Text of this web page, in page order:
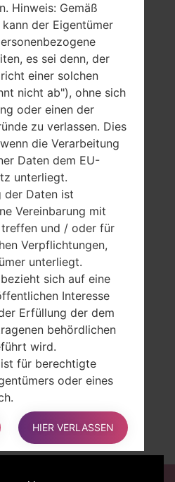
einen Kommentar zu
aus dieser Serie
Hinweis: Gemäß
der Eigentümer
es sei denn, der
einer solchen
nicht ab"), ohne sich
oder einen der
zu verlassen. Dies
die Verarbeitung
Daten dem EU-
unterliegt.
der Daten ist
Vereinbarung mit
und / oder für
Verpflichtungen,
unterliegt.
sich auf eine
Interesse
Erfüllung der dem
behördlichen
wird.
für berechtigte
oder eines
Eigentümer gerne
des für die
rechtlichen
HIER VERLASSEN